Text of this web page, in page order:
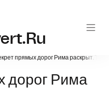
прямых дорог Рима раскрыт. Три
дорог Рима